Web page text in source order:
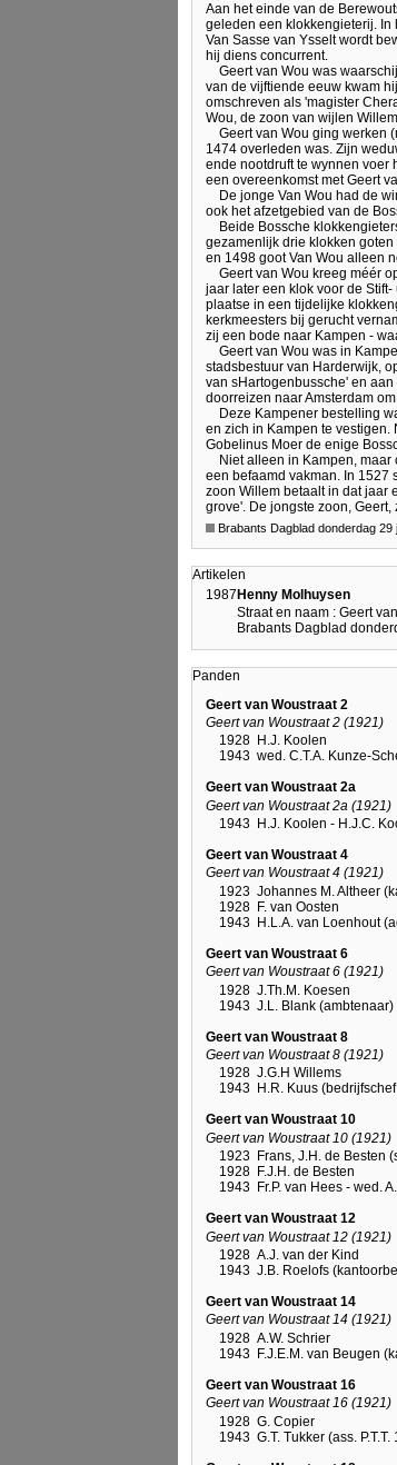
Aan het einde van de
geleden een klokkengieterij. In
Van Sasse van Ysselt wordt
hij diens concurrent.
Geert van Wou was
van de vijftiende eeuw kwam
omschreven als 'magister
Wou, de zoon van wijlen
Geert van Wou ging werken
1474 overleden was. Zijn
ende nootdruft te wynnen voer
een overeenkomst met Geert
De jonge Van Wou had de
ook het afzetgebied van de
Beide Bossche
gezamenlijk drie klokken
en 1498 goot Van Wou alleen
Geert van Wou kreeg méér
jaar later een klok voor de
plaatse in een tijdelijke
kerkmeesters bij gerucht
zij een bode naar Kampen -
Geert van Wou was in
stadsbestuur van Harderwijk,
van sHartogenbussche' en
doorreizen naar Amsterdam
Deze Kampener bestelling
en zich in Kampen te
Gobelinus Moer de enige
Niet alleen in Kampen,
een befaamd vakman. In 1527
zoon Willem betaalt in dat jaar
grove'. De jongste zoon,
Brabants Dagblad donderdag 29
Artikelen
1987Henny Molhuysen
Straat en naam : Geert
Brabants Dagblad
Panden
Geert van Woustraat 2
Geert van Woustraat 2 (1921)
1928 H.J. Koolen
1943 wed. C.T.A. Kunze-
Geert van Woustraat 2a
Geert van Woustraat 2a (1921)
1943 H.J. Koolen - H.J.C.
Geert van Woustraat 4
Geert van Woustraat 4 (1921)
1923 Johannes M. Altheer
1928 F. van Oosten
1943 H.L.A. van Loenhout
Geert van Woustraat 6
Geert van Woustraat 6 (1921)
1928 J.Th.M. Koesen
1943 J.L. Blank (ambtenaar)
Geert van Woustraat 8
Geert van Woustraat 8 (1921)
1928 J.G.H Willems
1943 H.R. Kuus
Geert van Woustraat 10
Geert van Woustraat 10 (1921)
1923 Frans, J.H. de Besten
1928 F.J.H. de Besten
1943 Fr.P. van Hees - wed.
Geert van Woustraat 12
Geert van Woustraat 12 (1921)
1928 A.J. van der Kind
1943 J.B. Roelofs
Geert van Woustraat 14
Geert van Woustraat 14 (1921)
1928 A.W. Schrier
1943 F.J.E.M. van Beugen
Geert van Woustraat 16
Geert van Woustraat 16 (1921)
1928 G. Copier
1943 G.T. Tukker (ass. P.T.T.